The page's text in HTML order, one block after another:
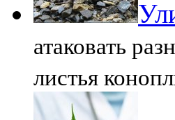
атаковать
листья